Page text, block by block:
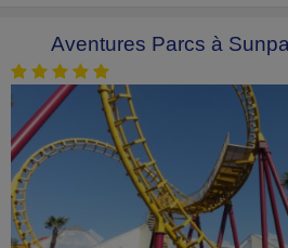
Aventures Parcs à